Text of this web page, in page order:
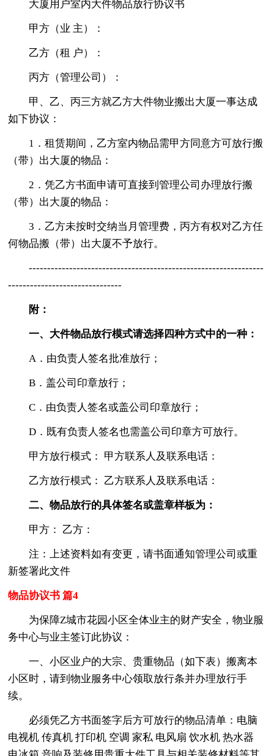
大厦用户室内大件物品放行协议书
甲方（业 主）：
乙方（租 户）：
丙方（管理公司）：
甲、乙、丙三方就乙方大件物业搬出大厦一事达成
如下协议：
1．租赁期间，乙方室内物品需甲方同意方可放行搬
（带）出大厦的物品：
2．凭乙方书面申请可直接到管理公司办理放行搬
（带）出大厦的物品：
3．乙方未按时交纳当月管理费，丙方有权对乙方任
何物品搬（带）出大厦不予放行。
----------------------------------------------------------------
-------------------------------
附：
一、大件物品放行模式请选择四种方式中的一种：
A．由负责人签名批准放行；
B．盖公司印章放行；
C．由负责人签名或盖公司印章放行；
D．既有负责人签名也需盖公司印章方可放行。
甲方放行模式： 甲方联系人及联系电话：
乙方放行模式： 乙方联系人及联系电话：
二、物品放行的具体签名或盖章样板为：
甲方： 乙方：
注：上述资料如有变更，请书面通知管理公司或重
新签署此文件
物品协议书 篇4
为保障Z城市花园小区全体业主的财产安全，物业服
务中心与业主签订此协议：
一、小区业户的大宗、贵重物品（如下表）搬离本
小区时，请到物业服务中心领取放行条并办理放行手
续。
必须凭乙方书面签字后方可放行的物品清单：电脑
电视机 传真机 打印机 空调 家私 电风扇 饮水机 热水器